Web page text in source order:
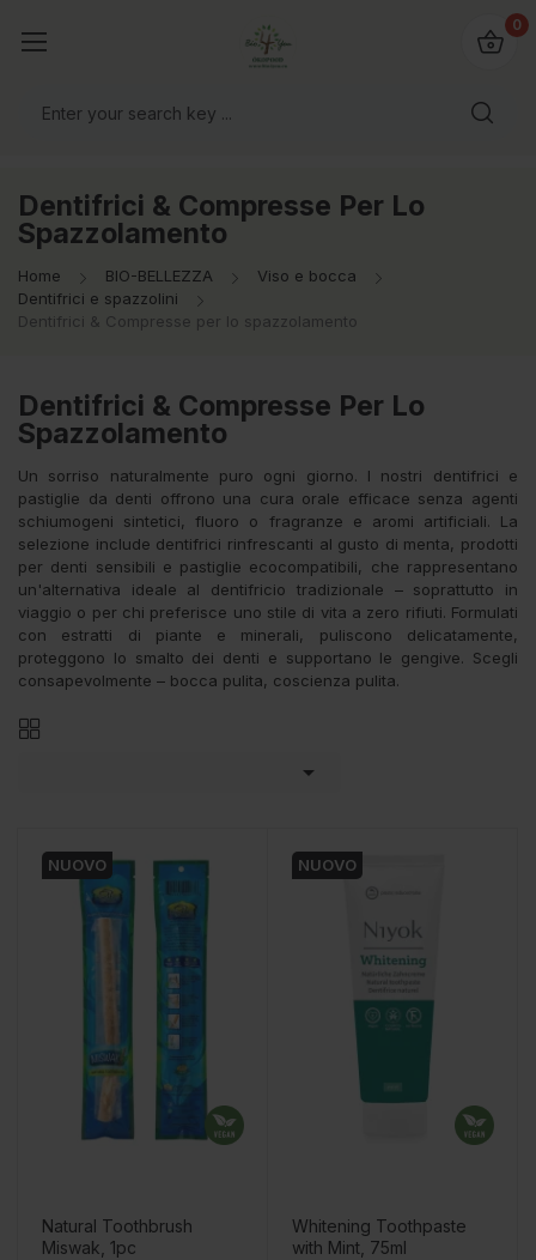
mondo!
0
Dentifrici & Compresse Per Lo
Spazzolamento
Home BIO-BELLEZZA
Viso e bocca
Dentifrici e spazzolini
Dentifrici & Compresse per lo spazzolamento
Dentifrici & Compresse Per Lo
Spazzolamento
Un sorriso naturalmente puro ogni giorno. I nostri dentifrici e
pastiglie da denti offrono una cura orale efficace senza agenti
schiumogeni sintetici, fluoro o fragranze e aromi artificiali. La
selezione include dentifrici rinfrescanti al gusto di menta, prodotti
per denti sensibili e pastiglie ecocompatibili, che rappresentano
un'alternativa ideale al dentifricio tradizionale – soprattutto in
viaggio o per chi preferisce uno stile di vita a zero rifiuti. Formulati
con estratti di piante e minerali, puliscono delicatamente,
proteggono lo smalto dei denti e supportano le gengive. Scegli
consapevolmente – bocca pulita, coscienza pulita.

NUOVO
Natural Toothbrush
Miswak, 1pc
NUOVO
Whitening Toothpaste
with Mint, 75ml